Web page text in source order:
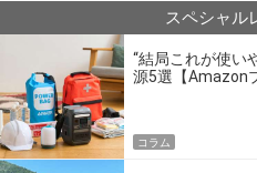
スペシャル
“結局これが使い
源5選【Amazon
コラム